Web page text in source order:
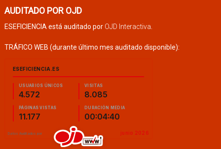
AUDITADO POR OJD
ESEFICIENCIA está auditado por OJD Interactiva
TRÁFICO WEB (durante último mes auditado disponible):